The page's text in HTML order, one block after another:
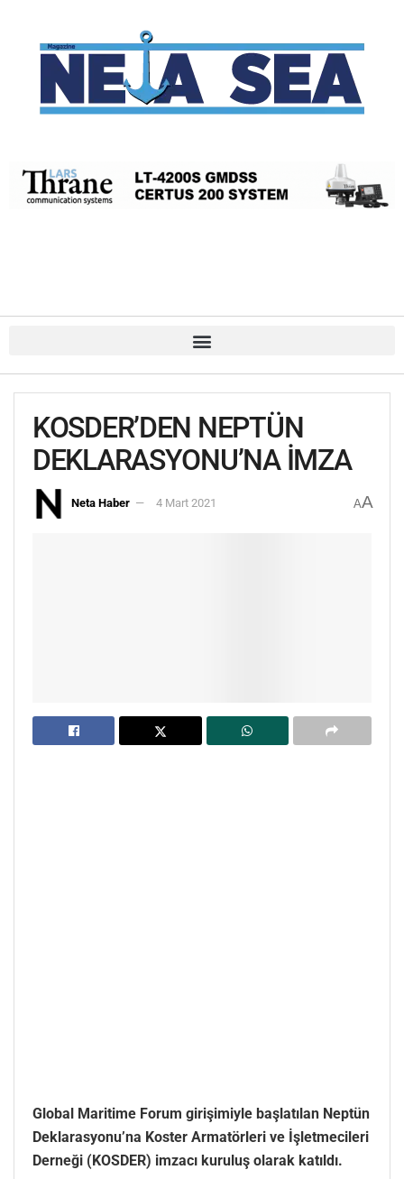
KOSDER’DEN NEPTÜN
DEKLARASYONU’NA İMZA
Neta Haber 4 Mart 2021 AA
Global Maritime Forum girişimiyle başlatılan Neptün
Deklarasyonu’na Koster Armatörleri ve İşletmecileri
Derneği (KOSDER) imzacı kuruluş olarak katıldı.